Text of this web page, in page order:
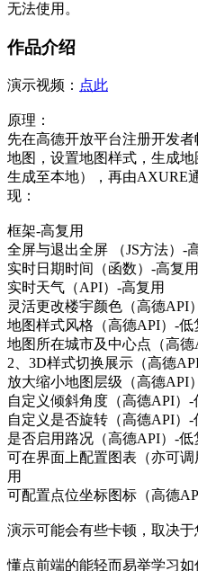
无法使用。
作品介绍
演示视频： 点此
原理：
先在高德开放平台注册开发
地图，设置地图样式，生成
生成至本地），再由AXURE
现：
框架-高复用
全屏与退出全屏 （JS方法）-
实时日期时间（函数）-高复用
实时天气（API）-高复用
灵活更改楼宇颜色（高德API
地图样式风格（高德API）-低
地图所在城市及中心点（高德
2、3D样式切换展示（高德
放大缩小地图层级（高德API
自定义倾斜角度（高德API）-
自定义是否旋转（高德API）-
是否启用路况（高德API）-低
可在界面上配置图表（亦可
用
可配置点位坐标图标（高德
演示可能会有些卡顿，取决于
懂点前端的能轻而易举学习